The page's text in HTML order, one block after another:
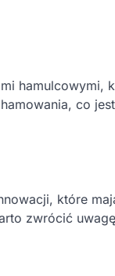
hamulcowymi,
co
które
zwrócić